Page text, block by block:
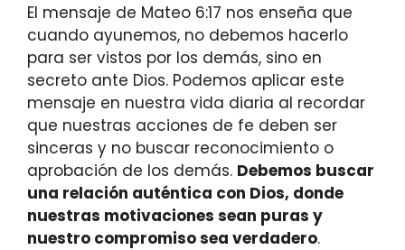
El mensaje de Mateo 6:17 nos enseña que
cuando ayunemos, no debemos hacerlo
para ser vistos por los demás, sino en
secreto ante Dios. Podemos aplicar este
mensaje en nuestra vida diaria al recordar
que nuestras acciones de fe deben ser
sinceras y no buscar reconocimiento o
aprobación de los demás. Debemos buscar
una relación auténtica con Dios, donde
nuestras motivaciones sean puras y
nuestro compromiso sea verdadero.